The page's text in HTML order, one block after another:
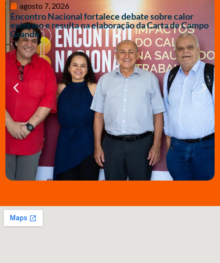
agosto 7, 2026
Encontro Nacional fortalece debate sobre calor
extremo e resulta na elaboração da Carta de Campo
Grande